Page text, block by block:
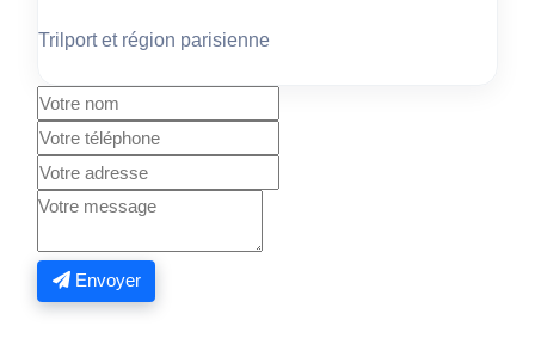
Trilport et région parisienne
Envoyer